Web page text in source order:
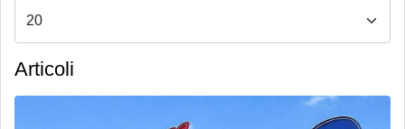
Articoli